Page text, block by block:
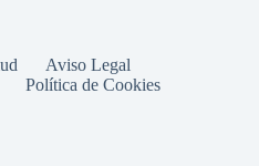
Aviso Legal
Política de Cookies